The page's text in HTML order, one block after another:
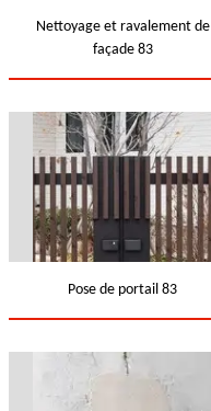
Nettoyage et ravalement de
façade 83
Pose de portail 83